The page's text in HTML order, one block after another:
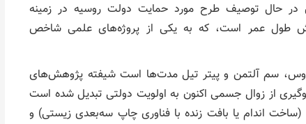
در حال توصیف طرح مورد حمایت دولت روسیه در زمینه
طول عمر است، که به یکی از پروژه‌های علمی شاخص
سم آلتمن و پیتر تیل مدت‌ها است شیفته پژوهش‌های
از زوال جسمی اکنون به اولویت دولتی تبدیل شده است
(ساخت اندام یا بافت زنده با فناوری چاپ سه‌بعدی زیستی) و